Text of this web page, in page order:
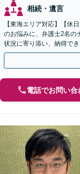
相続・遺言
【東海エリア対応】【休
のお悩みに、弁護士2名の
状況に寄り添い、納得で
聞かせください【メール
電話でお問い合